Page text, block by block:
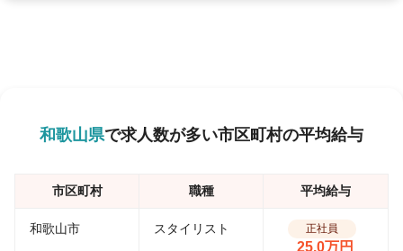
和歌山県で求人数が多い市区町村の平均給与
市区町村 職種 平均給与
和歌山市 スタイリスト 正社員
25.0万円